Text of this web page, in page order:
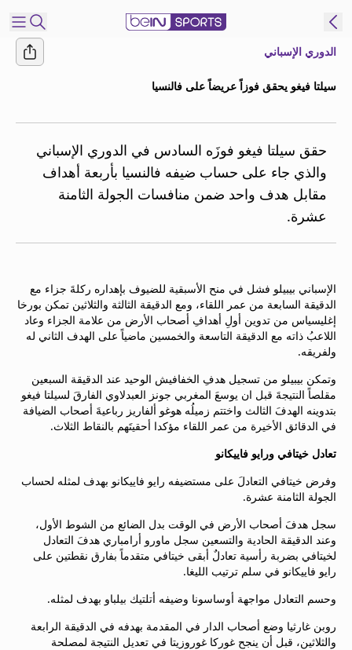
النسخة
MENA
إدارة
التنبيهات
النشرة
الإخبارية
اتصل بنا
beIN CONNECT
ترددات beIN SPORTS
الأسئلة الأكثر شيوعاً
دليل التلفاز
معلومات عن هذا الموقع
الدوري الإسباني
سيلتا فيغو يحقق فوزاً عريضاً على فالنسيا
حقق سيلتا فيغو فوزَه السادس في الدوري الإسباني
والذي جاء على حساب ضيفه فالنسيا بأربعة أهداف
مقابل هدف واحد ضمن منافسات الجولة الثامنة
عشرة.
الإسباني بيبيلو فشل في منح الأسبقية للضيوف بإهداره ركلةَ جزاء مع
الدقيقة السابعة من عمر اللقاء، ومع الدقيقة الثالثة والثلاثين تمكن بورخا
إغليسياس من تدوين أولِ أهدافِ أصحاب الأرض من علامة الجزاء وعاد
اللاعبُ ذاته مع الدقيقة التاسعة والخمسين ماضياً على الهدف الثاني له
ولفريقه.
وتمكن بيبيلو من تسجيل هدفِ الخفافيش الوحيد عند الدقيقة السبعين
مقلصاً النتيجةَ قبل ان يوسعَ المغربي جونز العبدلاوي الفارقَ لسيلتا فيغو
بتدوينه الهدفَ الثالث واختتم زميلُه هوغو ألفاريز رباعيةَ أصحاب الضيافة
في الدقائق الأخيرة من عمر اللقاء مؤكدا أحقيتَهم بالنقاط الثلاث.
تعادل خيتافي ورايو فاييكانو
وفرض خيتافي التعادلَ على مستضيفه رايو فاييكانو بهدف لمثله لحساب
الجولة الثامنة عشرة.
سجل هدفَ أصحاب الأرض في الوقت بدل الضائع من الشوط الأول،
وعند الدقيقة الحادية والتسعين سجل ماورو أرامباري هدفَ التعادل
لخيتافي بضربة رأسية تعادلٌ أبقى خيتافي متقدماً بفارق نقطتين على
رايو فاييكانو في سلم ترتيب الليغا.
وحسم التعادل مواجهة أوساسونا وضيفه أتلتيك بيلباو بهدف لمثله.
روبن غارثيا وضع أصحاب الدار في المقدمة بهدفه في الدقيقة الرابعة
والثلاثين، قبل أن ينجح غوركا غوروزيتا في تعديل النتيجة لمصلحة